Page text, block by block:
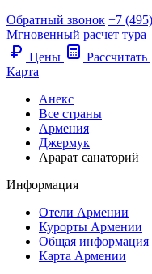
Обратный звонок +7
Мгновенный расчет тура
Цены
Рассчитать
Карта
Анекс
Все страны
Армения
Джермук
Арарат санаторий
Информация
Отели Армении
Курорты Армении
Общая информация
Карта Армении